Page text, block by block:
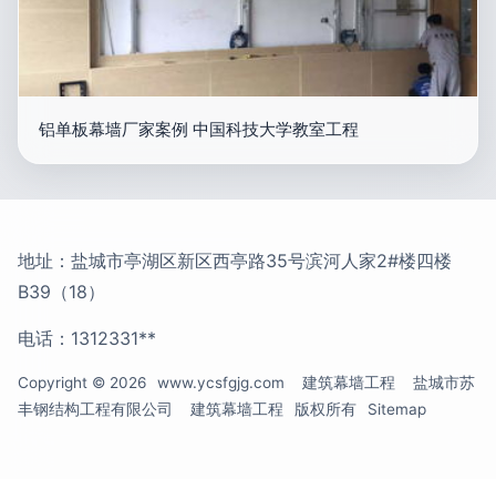
铝单板幕墙厂家案例 中国科技大学教室工程
地址：盐城市亭湖区新区西亭路35号滨河人家2#楼四楼
B39（18）
电话：1312331**
Copyright © 2026 www.ycsfgjg.com 建筑幕墙工程
盐城市苏
丰钢结构工程有限公司
建筑幕墙工程 版权所有 Sitemap